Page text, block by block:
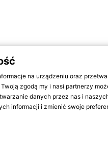
na urządzeniu oraz
zgodą my i nasi partnerzy
danych przez nas i
informacji i zmienić swoje